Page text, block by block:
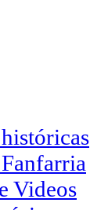
Videos